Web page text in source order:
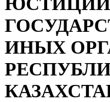
ИНЫХ